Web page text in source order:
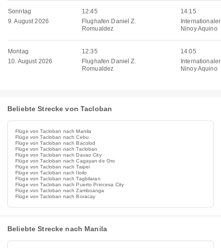
Sonntag
9. August 2026
12:45
Flughafen Daniel Z.
Romualdez
14:15
Ninoy Aquino
Montag
10. August 2026
12:35
Flughafen Daniel Z.
Romualdez
14:05
Ninoy Aquino
Beliebte Strecke von Tacloban
Flüge von Tacloban nach Manila
Flüge von Tacloban nach Cebu
Flüge von Tacloban nach Bacolod
Flüge von Tacloban nach Tacloban
Flüge von Tacloban nach Davao City
Flüge von Tacloban nach Cagayan de Oro
Flüge von Tacloban nach Taipei
Flüge von Tacloban nach Iloilo
Flüge von Tacloban nach Tagbilaran
Flüge von Tacloban nach Puerto Princesa City
Flüge von Tacloban nach Zamboanga
Flüge von Tacloban nach Boracay
Beliebte Strecke nach Manila